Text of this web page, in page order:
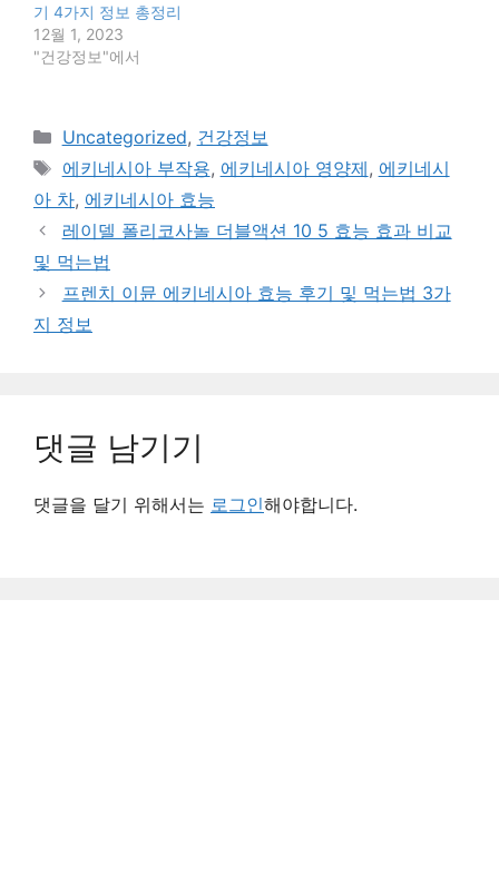
기 4가지 정보 총정리
12월 1, 2023
"건강정보"에서
카
테
리
Uncategorized, 건강정보
태
그
에키네시아 부작용, 에키네시아 영양제, 에키네시
아 차, 에키네시아 효능
레이델 폴리코사놀 더블액션 10 5 효능 효과 비교
및 먹는법
프렌치 이뮨 에키네시아 효능 후기 및 먹는법 3가
지 정보
댓글 남기기
댓글을 달기 위해서는 로그인해야합니다.